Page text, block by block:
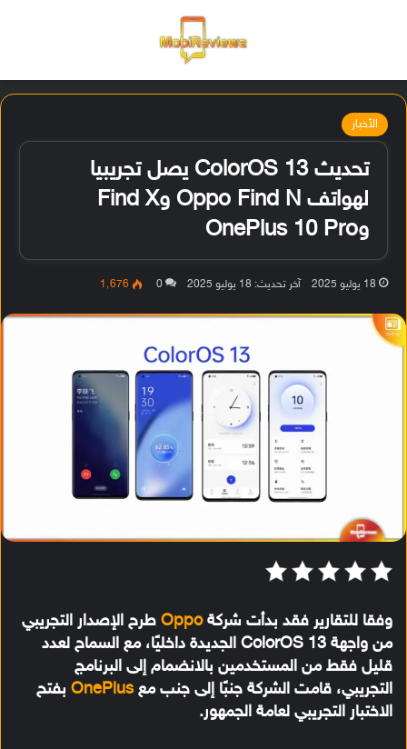
الأخبار
تحديث ColorOS 13 يصل تجريبيا
لهواتف Oppo Find N وFind X
وOnePlus 10 Pro
18 يوليو 2025 آخر تحديث: 18 يوليو 2025 0 1٬676
وفقا للتقارير فقد بدأت شركةOppo طرح الإصدار التجريبي
من واجهة ColorOS 13 الجديدة داخليًا، مع السماح لعدد
قليل فقط من المستخدمين بالانضمام إلى البرنامج
التجريبي، قامت الشركة جنبًا إلى جنب معOnePlus بفتح
الاختبار التجريبي لعامة الجمهور.